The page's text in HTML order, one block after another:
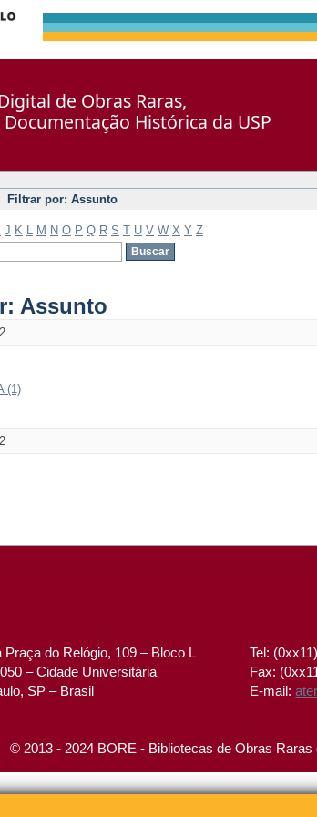
de Obras Raras,
Documentação Histórica da USP
Filtrar por: Assunto
J K M N O P Q R S T U V W X Y Z
Assunto
(1)
Praça do Relógio, 109 – Bloco L
– Cidade Universitária
SP – Brasil
Tel:
Fax:
E-mail:
© 2013 - 2024 BORE - Bibliotecas de Obras Raras